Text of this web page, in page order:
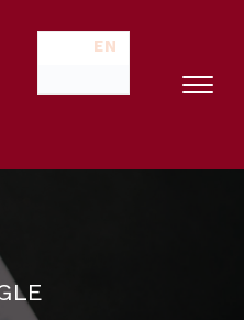
EN